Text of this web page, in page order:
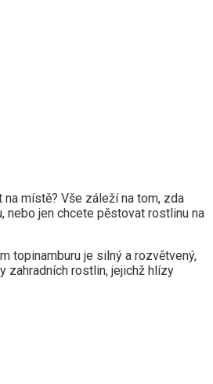
místě? Vše záleží na tom, zda
nebo jen chcete pěstovat rostlinu na
topinamburu je silný a rozvětvený,
zahradních rostlin, jejichž hlízy